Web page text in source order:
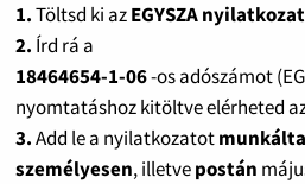
1.Töltsd ki azEGYSZA
2. Írd rá a
18464654-1-06-os adószámot
nyomtatáshoz kitöltve elérheted
3.Add le a nyilatkozatot
személyesen, illetvepostán